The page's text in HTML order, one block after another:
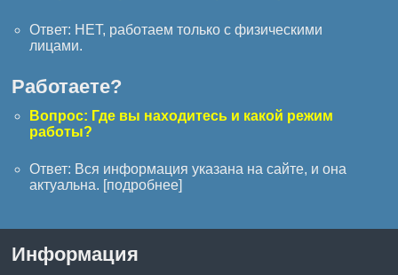
Ответ: НЕТ, работаем только с физическими
лицами.
Работаете?
Вопрос: Где вы находитесь и какой режим
работы?
Ответ: Вся информация указана на сайте, и она
актуальна. [подробнее]
Информация